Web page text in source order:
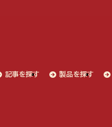
記事を探す 製品を探す